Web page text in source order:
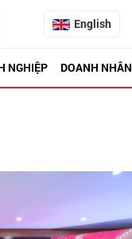
English
NGHIỆP DOANH NHÂN